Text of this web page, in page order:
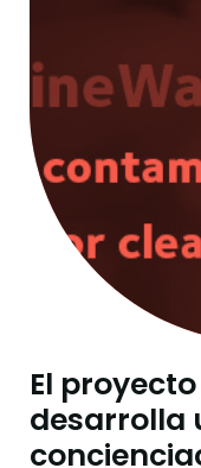
El proyecto
desarrolla